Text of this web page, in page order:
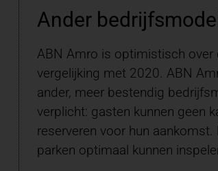
Ander
ABN Amro is optimistisch over
vergelijking met 2020. ABN
ander, meer bestendig
verplicht: gasten kunnen geen
reserveren voor hun
parken optimaal kunnen